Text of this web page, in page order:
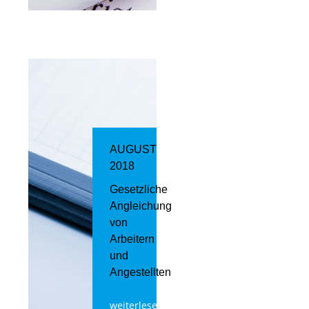
AUGUST
2018
Gesetzliche
Angleichung
von
Arbeitern
und
Angestellten
weiterlesen